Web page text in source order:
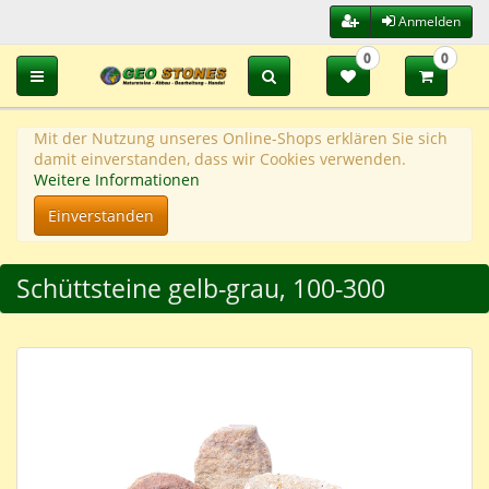
Anmelden
Toggle navigation
0 0
Mit der Nutzung unseres Online-Shops erklären Sie sich
damit einverstanden, dass wir Cookies verwenden.
Weitere Informationen
Einverstanden
Schüttsteine gelb-grau, 100-300